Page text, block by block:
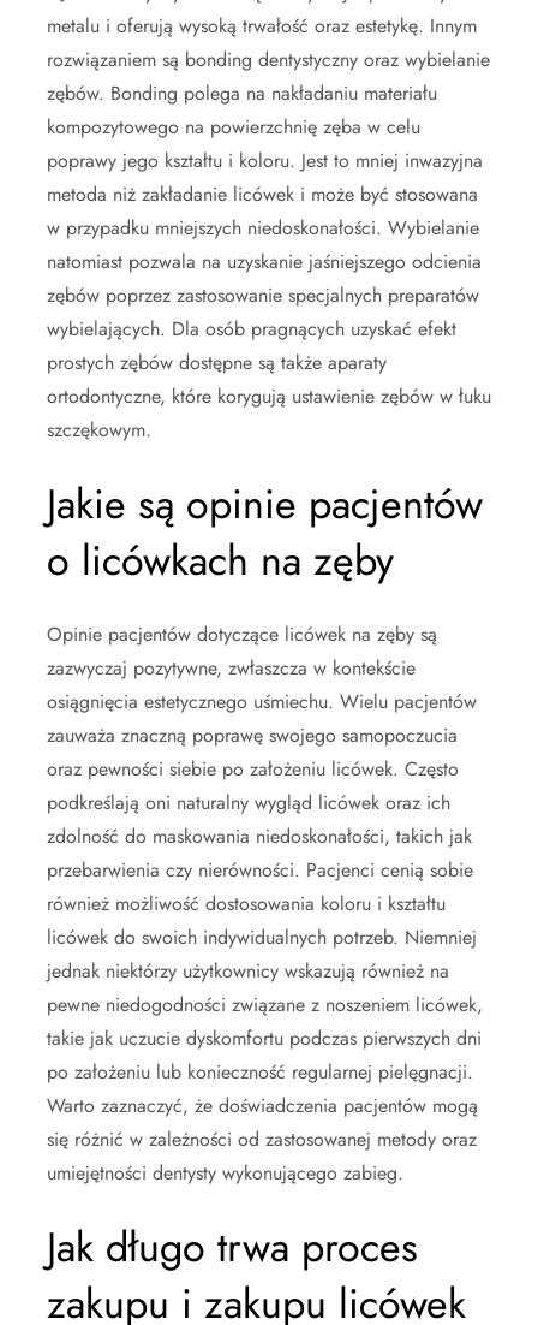
metalu i oferują wysoką trwałość oraz estetykę. Innym
rozwiązaniem są bonding dentystyczny oraz wybielanie
zębów. Bonding polega na nakładaniu materiału
kompozytowego na powierzchnię zęba w celu
poprawy jego kształtu i koloru. Jest to mniej inwazyjna
metoda niż zakładanie licówek i może być stosowana
w przypadku mniejszych niedoskonałości. Wybielanie
natomiast pozwala na uzyskanie jaśniejszego odcienia
zębów poprzez zastosowanie specjalnych preparatów
wybielających. Dla osób pragnących uzyskać efekt
prostych zębów dostępne są także aparaty
ortodontyczne, które korygują ustawienie zębów w łuku
szczękowym.
Jakie są opinie pacjentów
o licówkach na zęby
Opinie pacjentów dotyczące licówek na zęby są
zazwyczaj pozytywne, zwłaszcza w kontekście
osiągnięcia estetycznego uśmiechu. Wielu pacjentów
zauważa znaczną poprawę swojego samopoczucia
oraz pewności siebie po założeniu licówek. Często
podkreślają oni naturalny wygląd licówek oraz ich
zdolność do maskowania niedoskonałości, takich jak
przebarwienia czy nierówności. Pacjenci cenią sobie
również możliwość dostosowania koloru i kształtu
licówek do swoich indywidualnych potrzeb. Niemniej
jednak niektórzy użytkownicy wskazują również na
pewne niedogodności związane z noszeniem licówek,
takie jak uczucie dyskomfortu podczas pierwszych dni
po założeniu lub konieczność regularnej pielęgnacji.
Warto zaznaczyć, że doświadczenia pacjentów mogą
się różnić w zależności od zastosowanej metody oraz
umiejętności dentysty wykonującego zabieg.
Jak długo trwa proces
zakupu i zakupu licówek